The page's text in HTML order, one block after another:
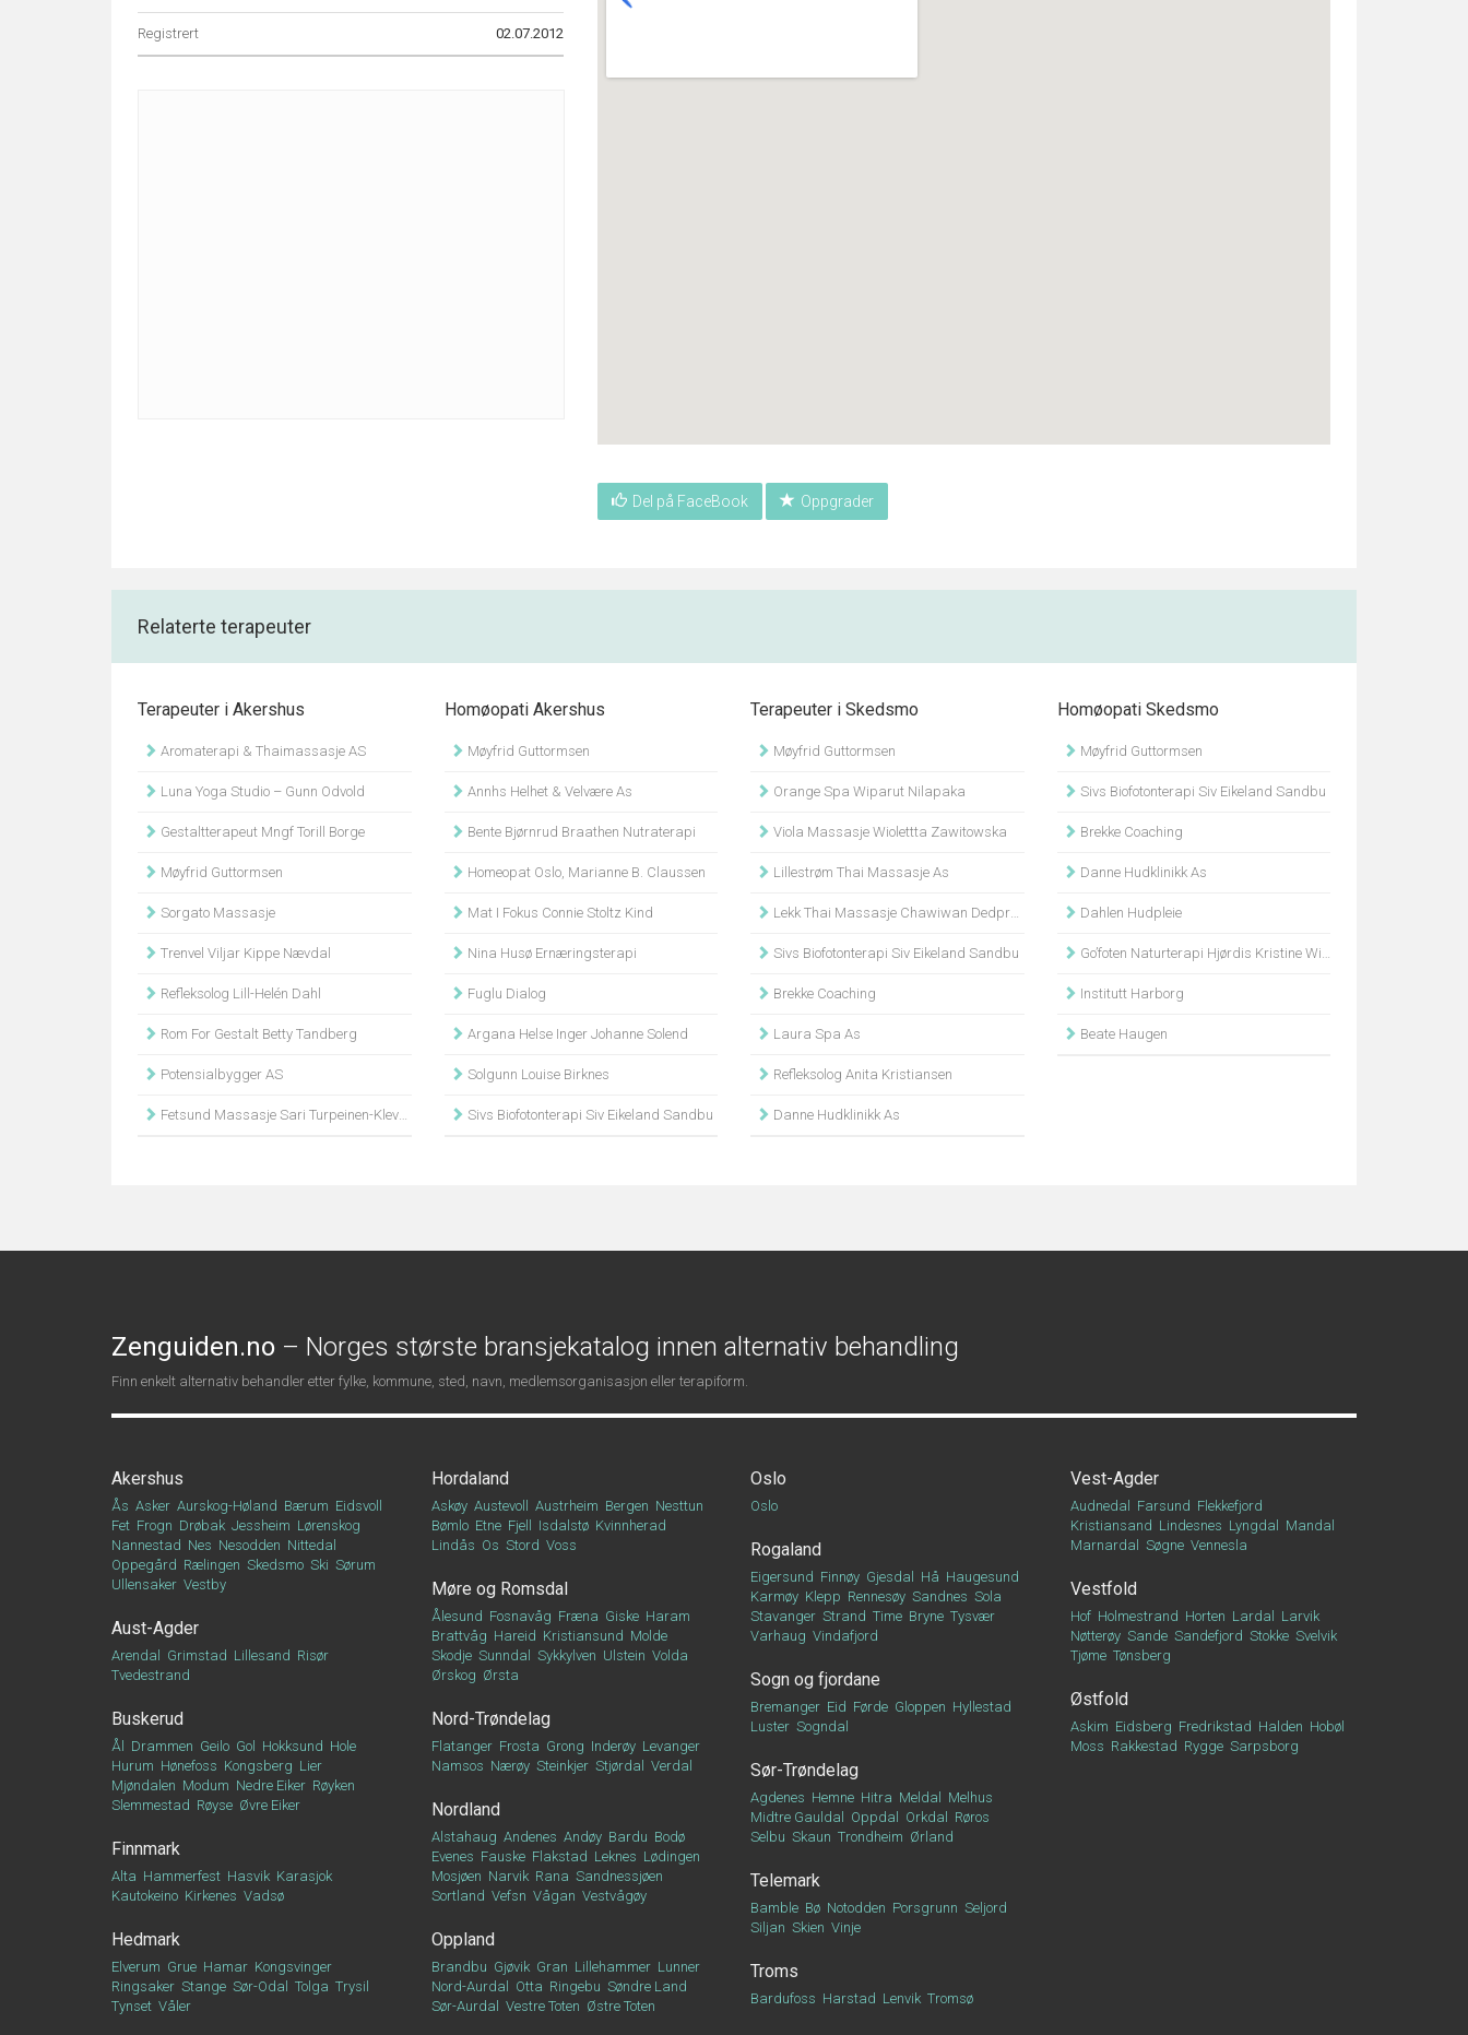
Registrert 02.07.2012
Del på FaceBook Oppgrader
Relaterte terapeuter
Terapeuter i Akershus
Aromaterapi & Thaimassasje AS
Luna Yoga Studio – Gunn Odvold
Gestaltterapeut Mngf Torill Borge
Møyfrid Guttormsen
Sorgato Massasje
Trenvel Viljar Kippe Nævdal
Refleksolog Lill-Helén Dahl
Rom For Gestalt Betty Tandberg
Potensialbygger AS
Fetsund Massasje Sari Turpeinen-Klevstuen
Homøopati Akershus
Møyfrid Guttormsen
Annhs Helhet & Velvære As
Bente Bjørnrud Braathen Nutraterapi
Homeopat Oslo, Marianne B. Claussen
Mat I Fokus Connie Stoltz Kind
Nina Husø Ernæringsterapi
Fuglu Dialog
Argana Helse Inger Johanne Solend
Solgunn Louise Birknes
Sivs Biofotonterapi Siv Eikeland Sandbu
Terapeuter i Skedsmo
Møyfrid Guttormsen
Orange Spa Wiparut Nilapaka
Viola Massasje Wiolettta Zawitowska
Lillestrøm Thai Massasje As
Lekk Thai Massasje Chawiwan Dedprakhon
Sivs Biofotonterapi Siv Eikeland Sandbu
Brekke Coaching
Laura Spa As
Refleksolog Anita Kristiansen
Danne Hudklinikk As
Homøopati Skedsmo
Møyfrid Guttormsen
Sivs Biofotonterapi Siv Eikeland Sandbu
Brekke Coaching
Danne Hudklinikk As
Dahlen Hudpleie
Go’foten Naturterapi Hjørdis Kristine Wiik
Institutt Harborg
Beate Haugen
Zenguiden.no – Norges største bransjekatalog innen alternativ behandling
Finn enkelt alternativ behandler etter fylke, kommune, sted, navn, medlemsorganisasjon eller terapiform.
Akershus
Ås Asker Aurskog-Høland Bærum Eidsvoll
Fet Frogn Drøbak Jessheim Lørenskog
Nannestad Nes Nesodden Nittedal
Oppegård Rælingen Skedsmo Ski Sørum
Ullensaker Vestby
Aust-Agder
Arendal Grimstad Lillesand Risør
Tvedestrand
Buskerud
Ål Drammen Geilo Gol Hokksund Hole
Hurum Hønefoss Kongsberg Lier
Mjøndalen Modum Nedre Eiker Røyken
Slemmestad Røyse Øvre Eiker
Finnmark
Alta Hammerfest Hasvik Karasjok
Kautokeino Kirkenes Vadsø
Hedmark
Elverum Grue Hamar Kongsvinger
Ringsaker Stange Sør-Odal Tolga Trysil
Tynset Våler
Hordaland
Askøy Austevoll Austrheim Bergen Nesttun
Bømlo Etne Fjell Isdalstø Kvinnherad
Lindås Os Stord Voss
Møre og Romsdal
Ålesund Fosnavåg Fræna Giske Haram
Brattvåg Hareid Kristiansund Molde
Skodje Sunndal Sykkylven Ulstein Volda
Ørskog Ørsta
Nord-Trøndelag
Flatanger Frosta Grong Inderøy Levanger
Namsos Nærøy Steinkjer Stjørdal Verdal
Nordland
Alstahaug Andenes Andøy Bardu Bodø
Evenes Fauske Flakstad Leknes Lødingen
Mosjøen Narvik Rana Sandnessjøen
Sortland Vefsn Vågan Vestvågøy
Oppland
Brandbu Gjøvik Gran Lillehammer Lunner
Nord-Aurdal
Otta Ringebu Søndre Land
Sør-Aurdal
Vestre Toten Østre Toten
Oslo
Oslo
Rogaland
Eigersund Finnøy Gjesdal Hå Haugesund
Karmøy Klepp Rennesøy Sandnes Sola
Stavanger Strand Time Bryne Tysvær
Varhaug Vindafjord
Sogn og fjordane
Bremanger Eid Førde Gloppen Hyllestad
Luster Sogndal
Sør-Trøndelag
Agdenes Hemne Hitra Meldal
Melhus
Midtre Gauldal
Oppdal Orkdal
Røros
Selbu Skaun Trondheim Ørland
Telemark
Bamble Bø Notodden Porsgrunn Seljord
Siljan Skien Vinje
Troms
Bardufoss Harstad Lenvik Tromsø
Vest-Agder
Audnedal Farsund Flekkefjord
Kristiansand Lindesnes Lyngdal
Mandal
Marnardal
Søgne Vennesla
Vestfold
Hof Holmestrand Horten Lardal
Larvik
Nøtterøy Sande Sandefjord Stokke Svelvik
Tjøme Tønsberg
Østfold
Askim Eidsberg Fredrikstad Halden Hobøl
Moss Rakkestad Rygge Sarpsborg